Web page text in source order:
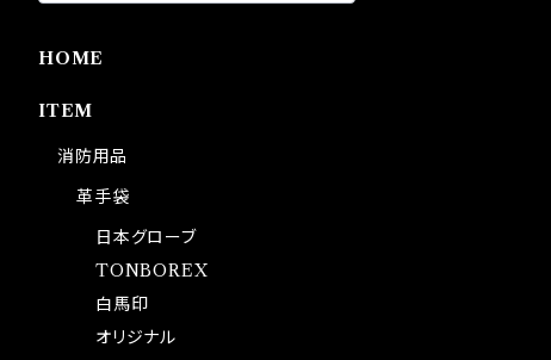
HOME
ITEM
消防用品
革手袋
日本グローブ
TONBOREX
白馬印
オリジナル